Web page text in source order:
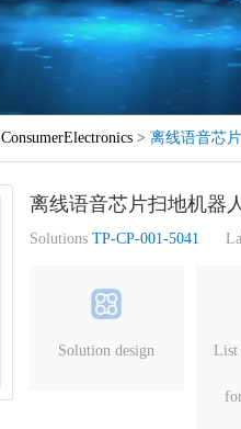
ConsumerElectronics > 离线语音芯
离线语音芯片扫地机器
Solutions TP-CP-001-5041
Solution design List